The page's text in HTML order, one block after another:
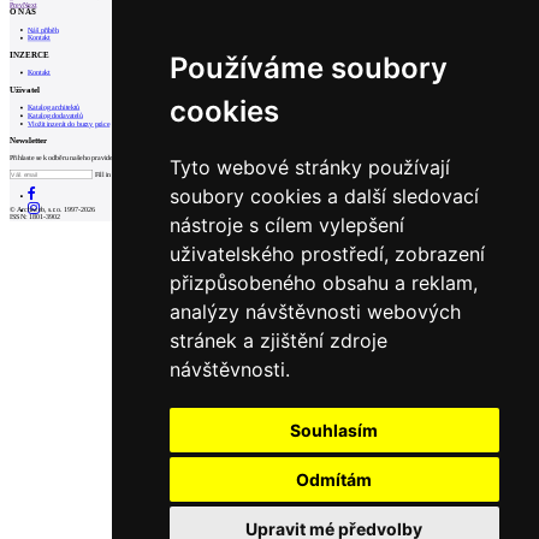
Používáme soubory
cookies
Tyto webové stránky používají
soubory cookies a další sledovací
nástroje s cílem vylepšení
uživatelského prostředí, zobrazení
přizpůsobeného obsahu a reklam,
analýzy návštěvnosti webových
stránek a zjištění zdroje
návštěvnosti.
Souhlasím
Odmítám
Upravit mé předvolby
PrevNext
O NÁS
Náš příběh
Kontakt
INZERCE
Kontakt
Uživatel
Katalog architektů
Katalog dodavatelů
Vložit inzerát do burzy práce
Newsletter
Přihlaste se k odběru našeho pravidelného týdenního newsletteru:
Fill in „nospam“
© Archiweb, s.r.o. 1997-2026
ISSN: 1801-3902